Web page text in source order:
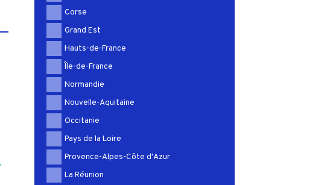
Corse
Grand Est
Hauts-de-France
Île-de-France
Normandie
Nouvelle-Aquitaine
Occitanie
Pays de la Loire
Provence-Alpes-Côte d'Azur
La Réunion